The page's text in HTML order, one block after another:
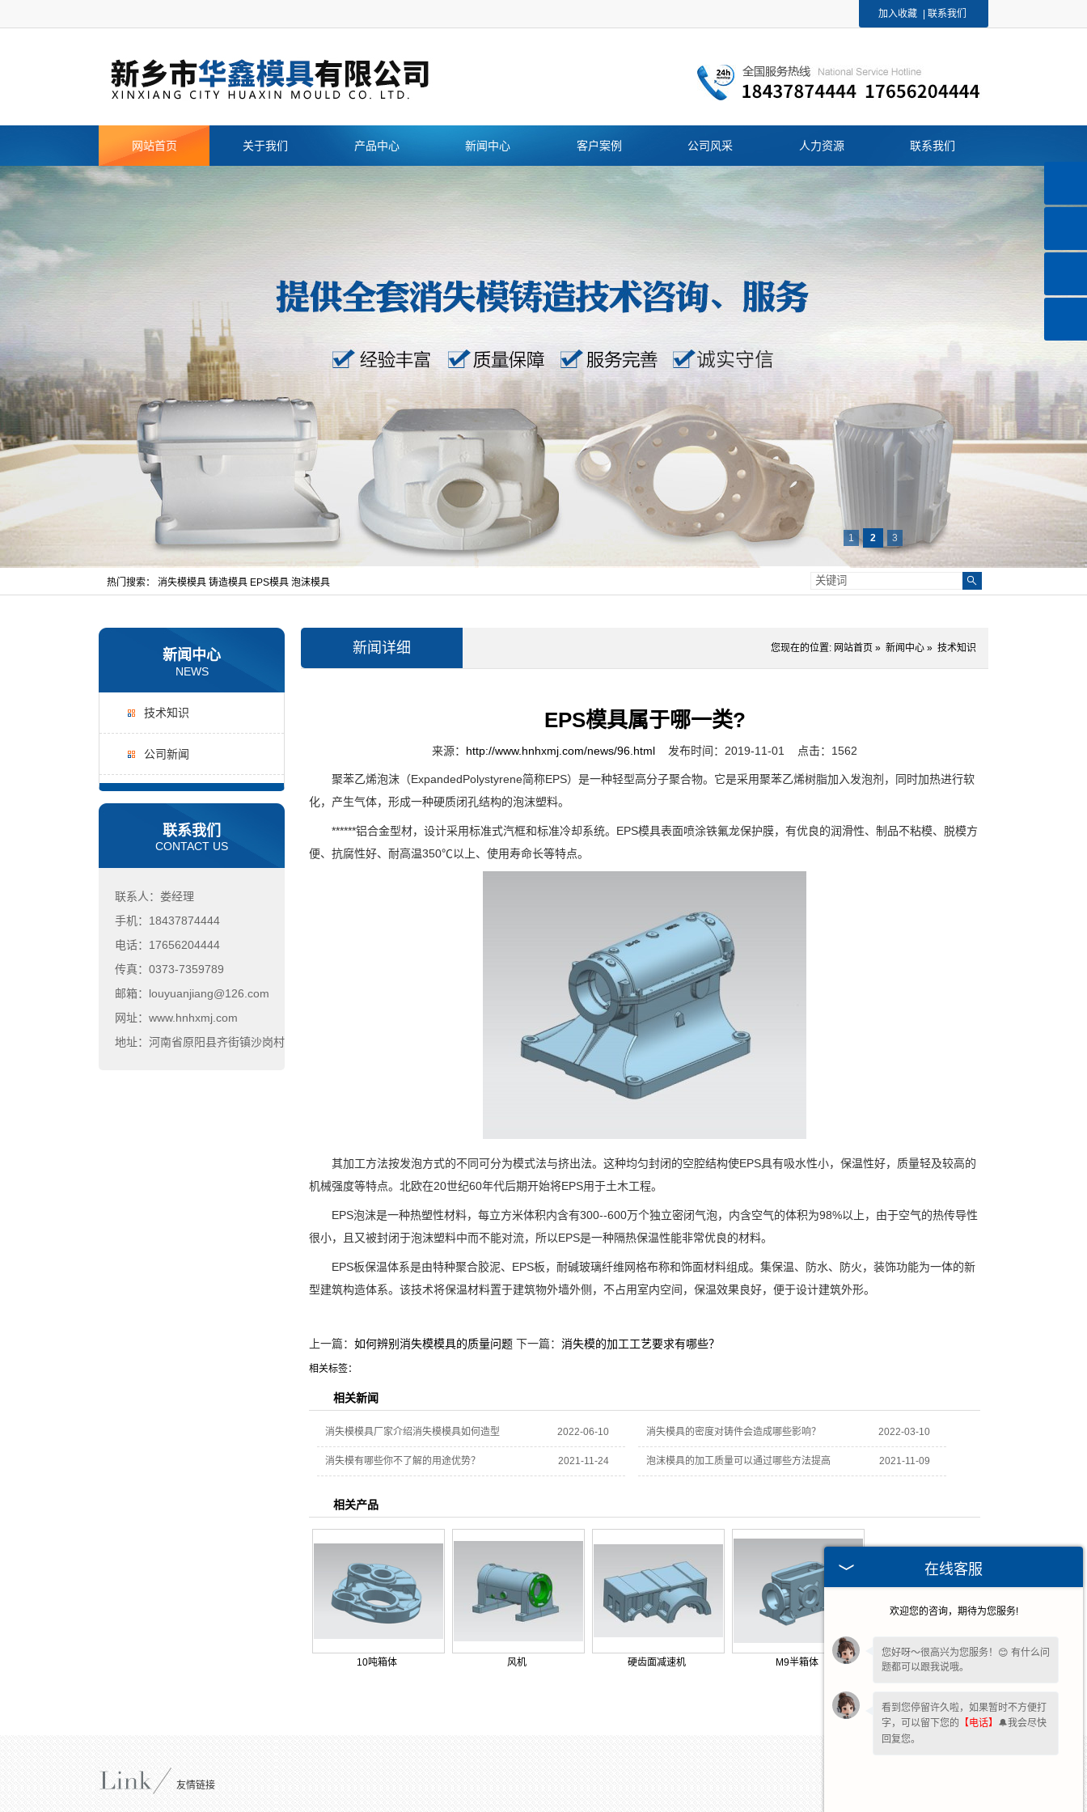
加入收藏 联系我们
网站首页 关于我们 产品中心 新闻中心 客户案例 公司风采 人力资源 联系我们
1 2 3
热门搜索： 消失模模具 铸造模具 EPS模具 泡沫模具
新闻中心
NEWS
技术知识
公司新闻
联系我们
CONTACT US
联系人：娄经理
手机：18437874444
电话：17656204444
传真：0373-7359789
邮箱：louyuanjiang@126.com
网址：www.hnhxmj.com
地址：河南省原阳县齐街镇沙岗村
您现在的位置: 网站首页 » 新闻中心 » 技术知识
新闻详细
EPS模具属于哪一类?
来源： http://www.hnhxmj.com/news/96.html 发布时间：2019-11-01 点击：1562
聚苯乙烯泡沫（ExpandedPolystyrene简称EPS）是一种轻型高分子聚合物。它是采用聚苯乙烯树脂加入发泡剂，同时加热进行软
化，产生气体，形成一种硬质闭孔结构的泡沫塑料。
******铝合金型材，设计采用标准式汽框和标准冷却系统。EPS模具表面喷涂铁氟龙保护膜，有优良的润滑性、制品不粘模、脱模方
便、抗腐性好、耐高温350℃以上、使用寿命长等特点。
其加工方法按发泡方式的不同可分为模式法与挤出法。这种均匀封闭的空腔结构使EPS具有吸水性小，保温性好，质量轻及较高的
机械强度等特点。北欧在20世纪60年代后期开始将EPS用于土木工程。
EPS泡沫是一种热塑性材料，每立方米体积内含有300--600万个独立密闭气泡，内含空气的体积为98%以上，由于空气的热传导性
很小，且又被封闭于泡沫塑料中而不能对流，所以EPS是一种隔热保温性能非常优良的材料。
EPS板保温体系是由特种聚合胶泥、EPS板，耐碱玻璃纤维网格布称和饰面材料组成。集保温、防水、防火，装饰功能为一体的新
型建筑构造体系。该技术将保温材料置于建筑物外墙外侧，不占用室内空间，保温效果良好，便于设计建筑外形。
上一篇： 如何辨别消失模模具的质量问题 下一篇： 消失模的加工工艺要求有哪些？
相关标签：
相关新闻
2022-06-10
消失模模具厂家介绍消失模模具如何造型 2022-03-10
消失模具的密度对铸件会造成哪些影响？
2021-11-24
消失模有哪些你不了解的用途优势？ 2021-11-09
泡沫模具的加工质量可以通过哪些方法提高
相关产品
10吨箱体 风机 硬齿面减速机 M9半箱体
友情链接
在线客服
欢迎您的咨询，期待为您服务!
您好呀～很高兴为您服务！😊 有什么问
题都可以跟我说哦。
看到您停留许久啦，如果暂时不方便打
字，可以留下您的 【电话】 🔔我会尽快
回复您。